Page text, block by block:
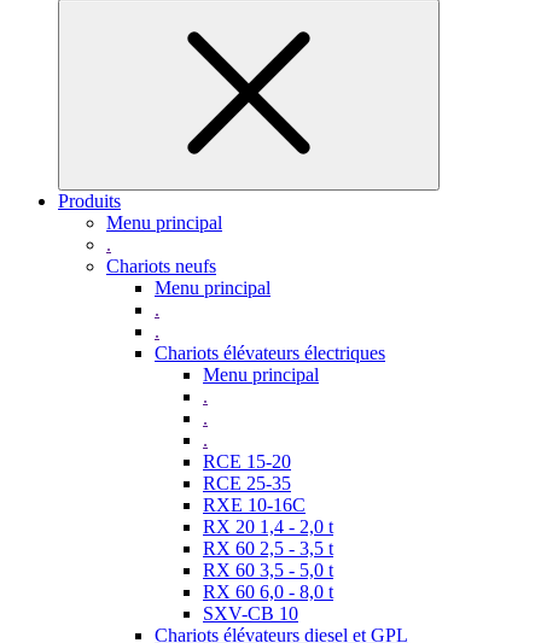
Produits
Menu principal
.
Chariots neufs
Menu principal
.
.
Chariots élévateurs électriques
Menu principal
.
.
.
RCE 15-20
RCE 25-35
RXE 10-16C
RX 20 1,4 - 2,0 t
RX 60 2,5 - 3,5 t
RX 60 3,5 - 5,0 t
RX 60 6,0 - 8,0 t
SXV-CB 10
Chariots élévateurs diesel et GPL